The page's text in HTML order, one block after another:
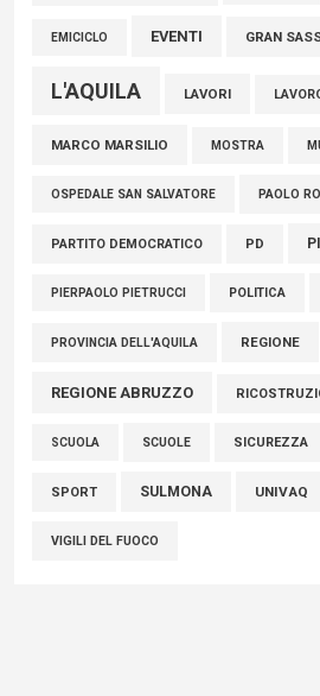
EMICICLO EVENTI GRAN
L'AQUILA LAVORI
MARCO MARSILIO MOSTRA
OSPEDALE SAN SALVATORE PAOLO
PARTITO DEMOCRATICO PD
PIERPAOLO PIETRUCCI POLITICA
PROVINCIA DELL'AQUILA REGIONE
REGIONE ABRUZZO
SCUOLA SCUOLE SICUREZZA
SPORT SULMONA UNIVAQ
VIGILI DEL FUOCO